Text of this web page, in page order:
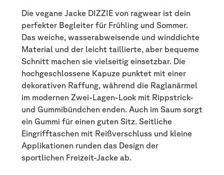
Die vegane Jacke DIZZIE von ragwear ist dein
perfekter Begleiter für Frühling und Sommer.
Das weiche, wasserabweisende und winddichte
Material und der leicht taillierte, aber bequeme
Schnitt machen sie vielseitig einsetzbar. Die
hochgeschlossene Kapuze punktet mit einer
dekorativen Raffung, während die Raglanärmel
im modernen Zwei-Lagen-Look mit Rippstrick-
und Gummibündchen enden. Auch im Saum sorgt
ein Gummi für einen guten Sitz. Seitliche
Eingrifftaschen mit Reißverschluss und kleine
Applikationen runden das Design der
sportlichen Freizeit-Jacke ab.